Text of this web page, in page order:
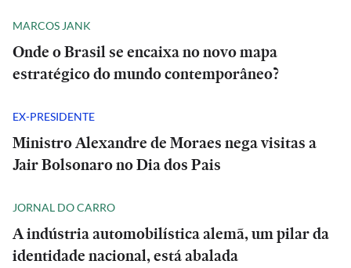
MARCOS JANK
Onde o Brasil se encaixa no novo mapa
estratégico do mundo contemporâneo?
EX-PRESIDENTE
Ministro Alexandre de Moraes nega visitas a
Jair Bolsonaro no Dia dos Pais
JORNAL DO CARRO
A indústria automobilística alemã, um pilar da
identidade nacional, está abalada